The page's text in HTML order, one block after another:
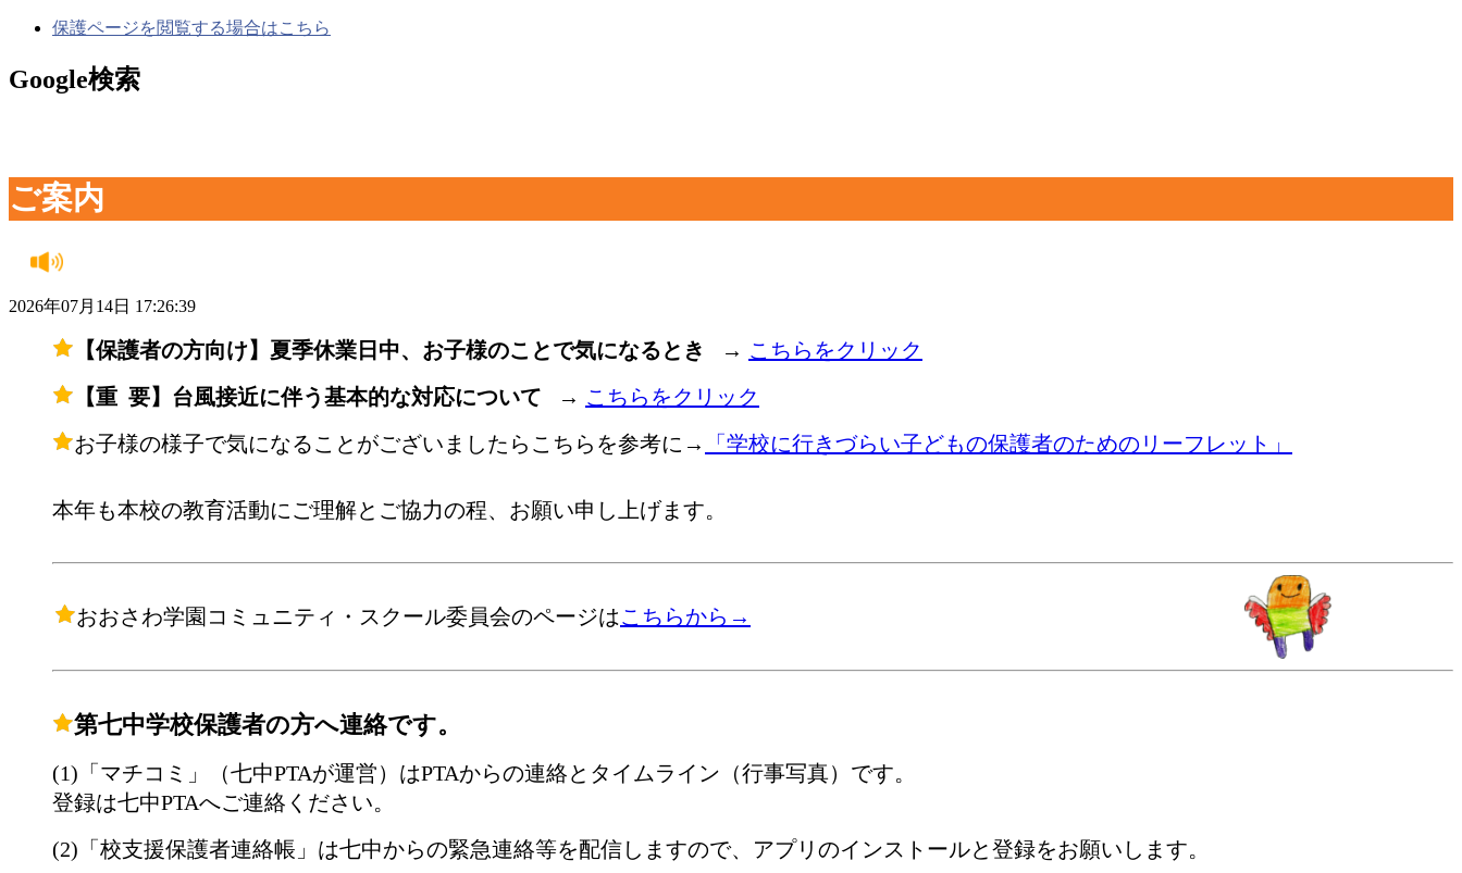
保護ページを閲覧する場合はこちら
Google検索
ご案内
2026年07月14日 17:26:39
【保護者の方向け】夏季休業日中、お子様のことで気になるとき → こちらをクリック
【重 要】台風接近に伴う基本的な対応について → こちらをクリック
お子様の様子で気になることがございましたらこちらを参考に→
「学校に行きづらい子どもの保護者のためのリーフレット」
本年も本校の教育活動にご理解とご協力の程、お願い申し上げます。
おおさわ学園コミュニティ・スクール委員会のページはこちらから→
第七中学校保護者の方へ連絡です。
(1)「マチコミ」（七中PTAが運営）はPTAからの連絡とタイムライン（行事写真）です。
登録は七中PTAへご連絡ください。
(2)「校支援保護者連絡帳」は七中からの緊急連絡等を配信しますので、アプリのインストールと登録をお願いします。